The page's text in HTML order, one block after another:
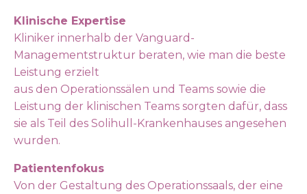
Klinische Expertise
Kliniker innerhalb der Vanguard-
Managementstruktur beraten, wie man die beste
Leistung erzielt
aus den Operationssälen und Teams sowie die
Leistung der klinischen Teams sorgten dafür, dass
sie als Teil des Solihull-Krankenhauses angesehen
wurden.
Patientenfokus
Von der Gestaltung des Operationssaals, der eine